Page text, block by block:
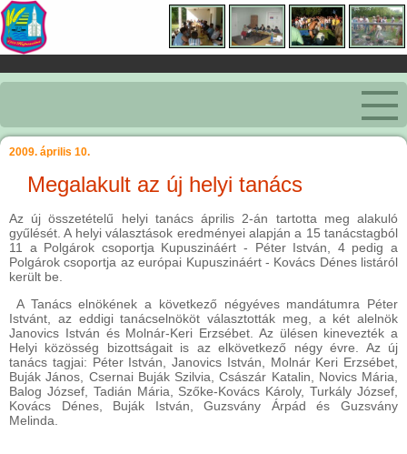
2009. április 10.
Megalakult az új helyi tanács
Az új összetételű helyi tanács április 2-án tartotta meg alakuló
gyűlését. A helyi választások eredményei alapján a 15 tanácstagból
11 a Polgárok csoportja Kupuszináért - Péter István, 4 pedig a
Polgárok csoportja az európai Kupuszináért - Kovács Dénes listáról
került be.
A Tanács elnökének a következő négyéves mandátumra Péter
Istvánt, az eddigi tanácselnököt választották meg, a két alelnök
Janovics István és Molnár-Keri Erzsébet. Az ülésen kinevezték a
Helyi közösség bizottságait is az elkövetkező négy évre. Az új
tanács tagjai: Péter István, Janovics István, Molnár Keri Erzsébet,
Buják János, Csernai Buják Szilvia, Császár Katalin, Novics Mária,
Balog József, Tadián Mária, Szőke-Kovács Károly, Turkály József,
Kovács Dénes, Buják István, Guzsvány Árpád és Guzsvány
Melinda.